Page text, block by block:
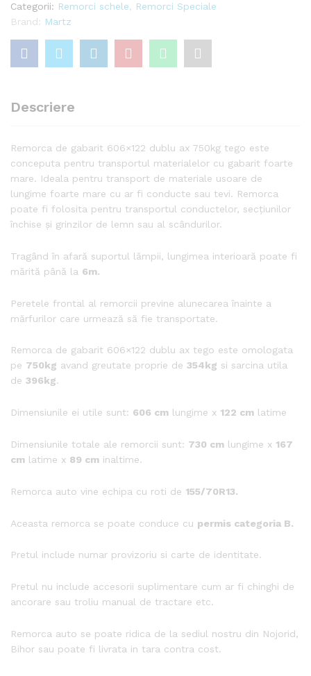
Categorii: Remorci schele
Remorci Speciale
Brand: Martz
Descriere
Remorca de gabarit 606×122 dublu ax 750kg tego este
conceputa pentru transportul materialelor cu gabarit foarte
mare. Ideala pentru transport de materiale usoare de
lungime foarte mare cu ar fi conducte sau tevi. Remorca
poate fi folosita pentru transportul conductelor, secțiunilor
închise și grinzilor de lemn sau al scândurilor.
Tragând în afară suportul lămpii, lungimea interioară poate fi
mărită până la 6m.
Peretele frontal al remorcii previne alunecarea înainte a
mărfurilor care urmează să fie transportate.
Remorca de gabarit 606×122 dublu ax tego este omologata
pe 750kg avand greutate proprie de 354kg si sarcina utila
de 396kg.
Dimensiunile ei utile sunt: 606 cm lungime x 122 cm latime
Dimensiunile totale ale remorcii sunt: 730 cm lungime x 167
cm latime x 89 cm inaltime.
Remorca auto vine echipa cu roti de 155/70R13.
Aceasta remorca se poate conduce cu permis categoria B.
Pretul include numar provizoriu si carte de identitate.
Pretul nu include accesorii suplimentare cum ar fi chinghi de
ancorare sau troliu manual de tractare etc.
Remorca auto se poate ridica de la sediul nostru din Nojorid,
Bihor sau poate fi livrata in tara contra cost.